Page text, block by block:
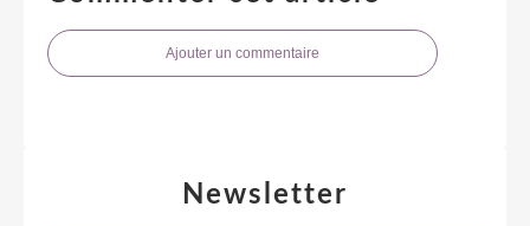
Ajouter un commentaire
Newsletter